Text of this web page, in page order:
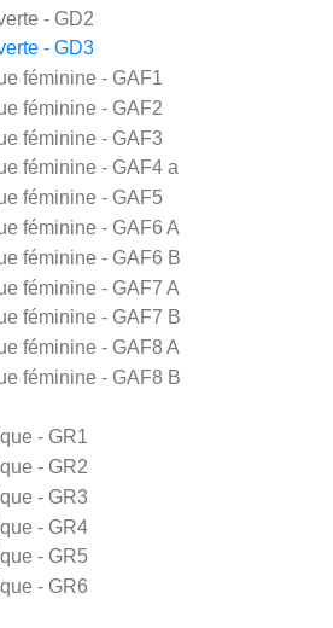
- GD2
- GD3
féminine - GAF1
féminine - GAF2
féminine - GAF3
féminine - GAF4 a
féminine - GAF5
féminine - GAF6 A
féminine - GAF6 B
féminine - GAF7 A
féminine - GAF7 B
féminine - GAF8 A
féminine - GAF8 B
- GR1
- GR2
- GR3
- GR4
- GR5
- GR6